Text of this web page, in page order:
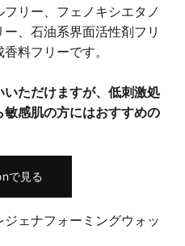
リー、フェノキシエタノ
、石油系界面活性剤フリ
料フリーです。
ただけますが、低刺激処
感肌の方にはおすすめの
で見る
ェナフォーミングウォッ